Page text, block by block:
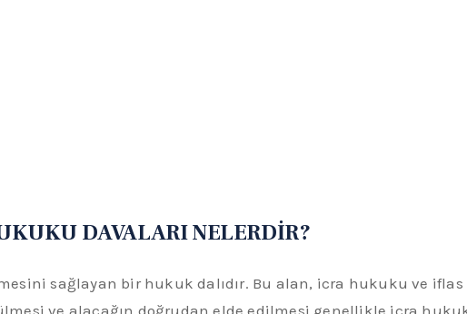
DAVALARI NELERDİR?
sağlayan bir hukuk dalıdır. Bu alan, icra hukuku ve
ve alacağın doğrudan elde edilmesi genellikle icra